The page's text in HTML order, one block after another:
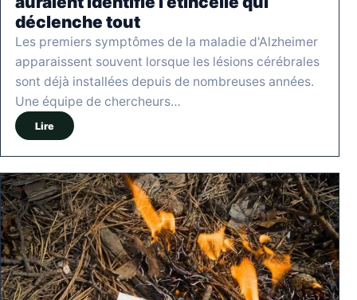
déclenche tout
Les premiers symptômes de la maladie d'Alzheimer
apparaissent souvent lorsque les lésions cérébrales
sont déjà installées depuis de nombreuses années.
Une équipe de chercheurs…
Lire